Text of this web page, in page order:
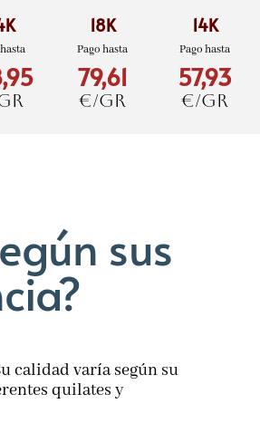
18K
Pago hasta
79,61
€/gr
14K
Pago hasta
57,93
€/gr
sus
calidad varía según su
quilates y